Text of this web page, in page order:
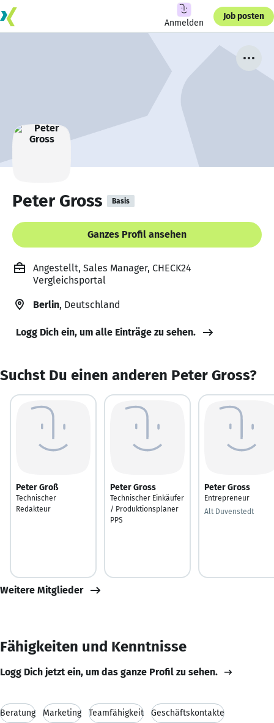
Anmelden
Job posten
Peter Gross Basis
Ganzes Profil ansehen
Angestellt, Sales Manager, CHECK24
Vergleichsportal
Berlin, Deutschland
Logg Dich ein, um alle Einträge zu sehen.
Suchst Du einen anderen Peter Gross?
Peter Groß
Technischer
Redakteur
Peter Gross
Technischer Einkäufer
/ Produktionsplaner
PPS
Peter Gross
Entrepreneur
Alt Duvenstedt
Weitere Mitglieder
Fähigkeiten und Kenntnisse
Logg Dich jetzt ein, um das ganze Profil zu sehen.
Beratung Marketing Teamfähigkeit Geschäftskontakte